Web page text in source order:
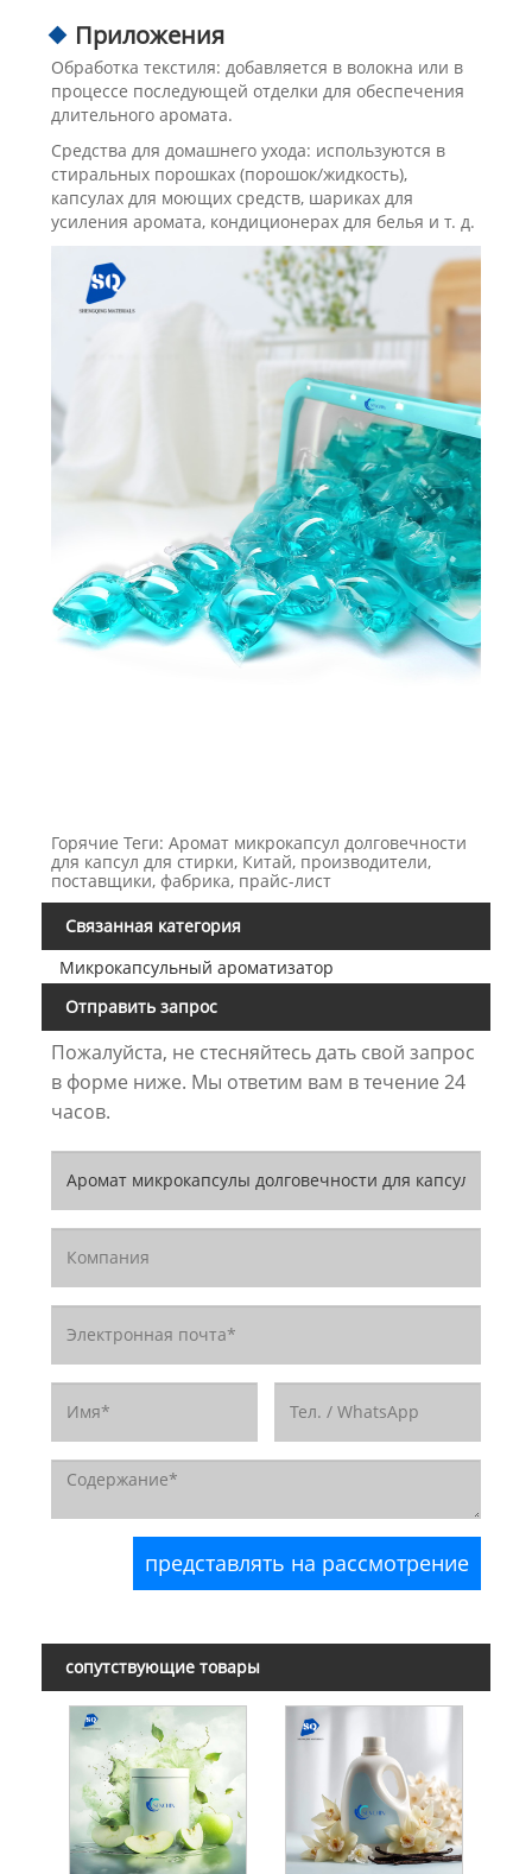
Приложения
Обработка текстиля: добавляется в волокна или в
процессе последующей отделки для обеспечения
длительного аромата.
Средства для домашнего ухода: используются в
стиральных порошках (порошок/жидкость),
капсулах для моющих средств, шариках для
усиления аромата, кондиционерах для белья и т. д.
Горячие Теги: Аромат микрокапсул долговечности
для капсул для стирки, Китай, производители,
поставщики, фабрика, прайс-лист
Связанная категория
Микрокапсульный ароматизатор
Отправить запрос
Пожалуйста, не стесняйтесь дать свой запрос
в форме ниже. Мы ответим вам в течение 24
часов.
сопутствующие товары